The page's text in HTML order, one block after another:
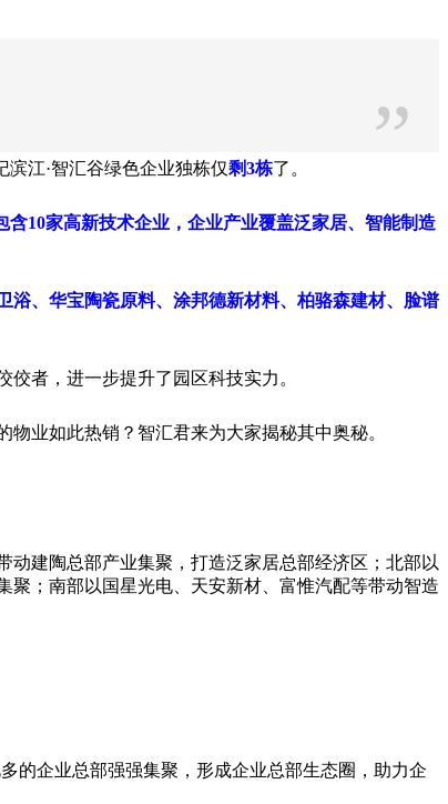
”
江·智汇谷绿色企业独栋仅剩3栋了。
含10家高新技术企业，企业产业覆盖泛家居、智能制造
浴、华宝陶瓷原料、涂邦德新材料、柏骆森建材、脸谱
佼者，进一步提升了园区科技实力。
业如此热销？智汇君来为大家揭秘其中奥秘。
动建陶总部产业集聚，打造泛家居总部经济区；北部以
；南部以国星光电、天安新材、富惟汽配等带动智造
的企业总部强强集聚，形成企业总部生态圈，助力企